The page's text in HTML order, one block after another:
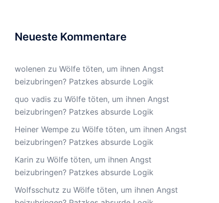
Neueste Kommentare
wolenen zu Wölfe töten, um ihnen Angst
beizubringen? Patzkes absurde Logik
quo vadis zu Wölfe töten, um ihnen Angst
beizubringen? Patzkes absurde Logik
Heiner Wempe zu Wölfe töten, um ihnen Angst
beizubringen? Patzkes absurde Logik
Karin zu Wölfe töten, um ihnen Angst
beizubringen? Patzkes absurde Logik
Wolfsschutz zu Wölfe töten, um ihnen Angst